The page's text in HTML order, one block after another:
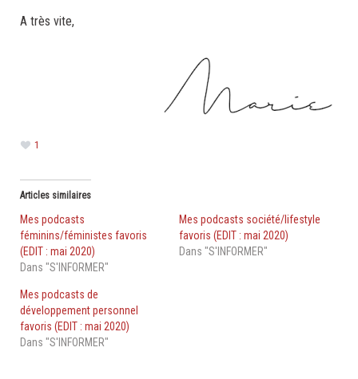
A très vite,
1
Articles similaires
Mes podcasts
féminins/féministes favoris
(EDIT : mai 2020)
Dans "S'INFORMER"
Mes podcasts société/lifestyle
favoris (EDIT : mai 2020)
Dans "S'INFORMER"
Mes podcasts de
développement personnel
favoris (EDIT : mai 2020)
Dans "S'INFORMER"